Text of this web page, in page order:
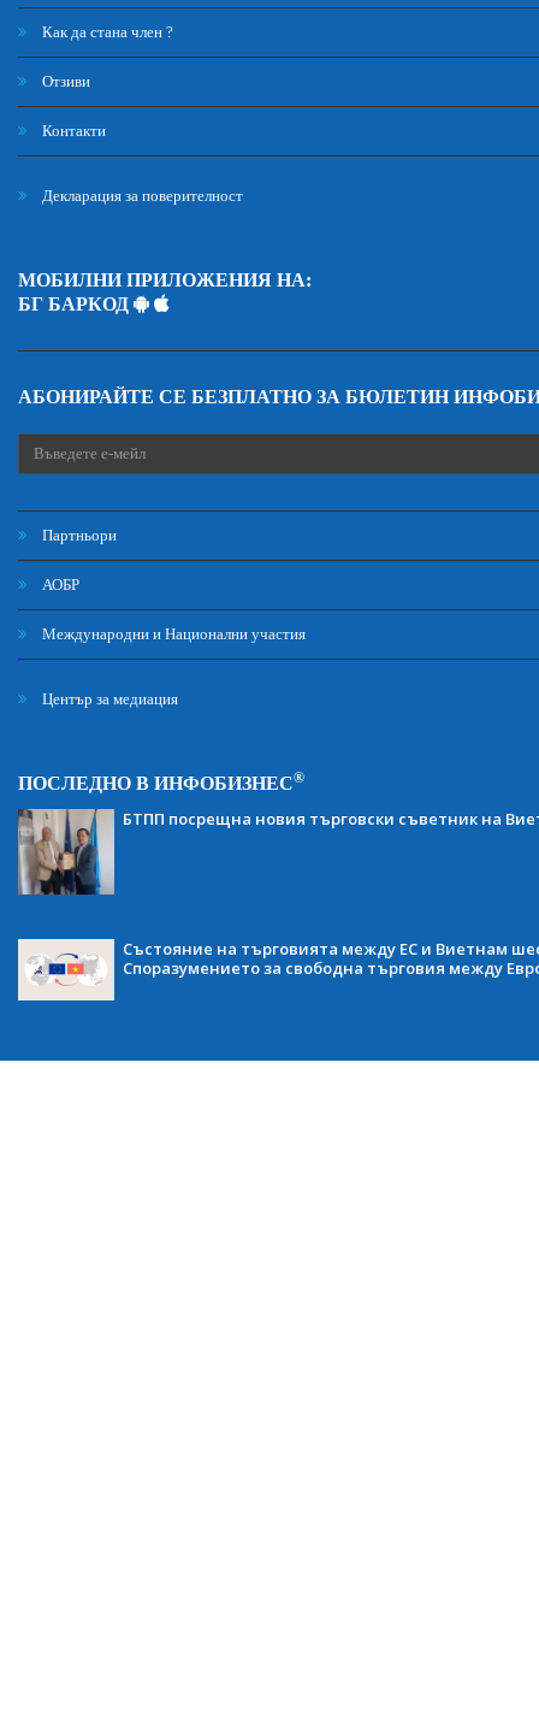
Как да стана член ?
Отзиви
Контакти
Декларация за поверителност
МОБИЛНИ ПРИЛОЖЕНИЯ НА:
БГ БАРКОД
АБОНИРАЙТЕ СЕ БЕЗПЛАТНО ЗА БЮЛЕТИН
Партньори
АОБР
Международни и Национални участия
Център за медиация
ПОСЛЕДНО В ИНФОБИЗНЕС®
БТПП посрещна новия търговски съветник на
Състояние на търговията между ЕС и Виетнам
Споразумението за свободна търговия между